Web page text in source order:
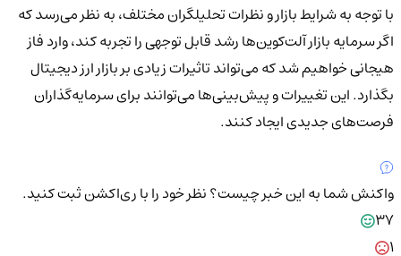
با توجه به شرایط بازار و نظرات تحلیلگران مختلف، به نظر می‌رسد که
اگر سرمایه بازار آلت‌کوین‌ها رشد قابل توجهی را تجربه کند، وارد فاز
هیجانی خواهیم شد که می‌تواند تاثیرات زیادی بر بازار ارز دیجیتال
بگذارد. این تغییرات و پیش‌بینی‌ها می‌توانند برای سرمایه‌گذاران
فرصت‌های جدیدی ایجاد کنند.
واکنش شما به این خبر چیست؟نظر خود را با ری‌اکشن ثبت کنید.
37